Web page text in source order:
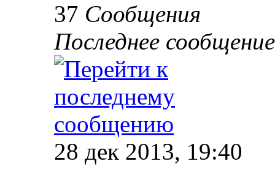
37 Сообщения
Последнее сообщение
28 дек 2013, 19:40